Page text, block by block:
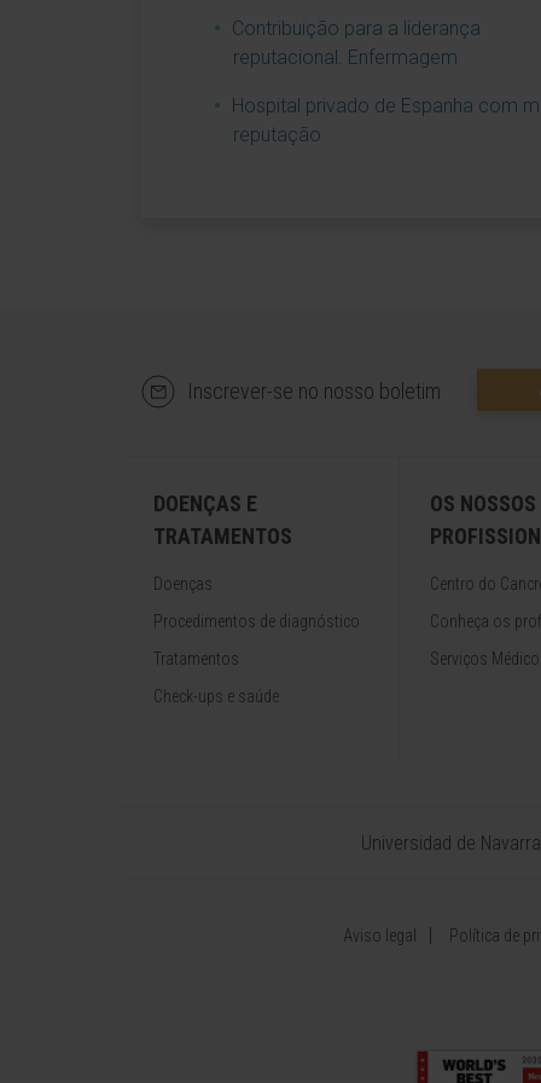
Contribuição para a liderança
reputacional. Enfermagem
Hospital privado de Espanha com
reputação
Inscrever-se no nosso boletim
DOENÇAS E
TRATAMENTOS
Doenças
Procedimentos de diagnóstico
Tratamentos
Check-ups e saúde
OS NOSSOS
Centro do
Conheça os
Serviços
Universidad de Navarra
Aviso legal Política de